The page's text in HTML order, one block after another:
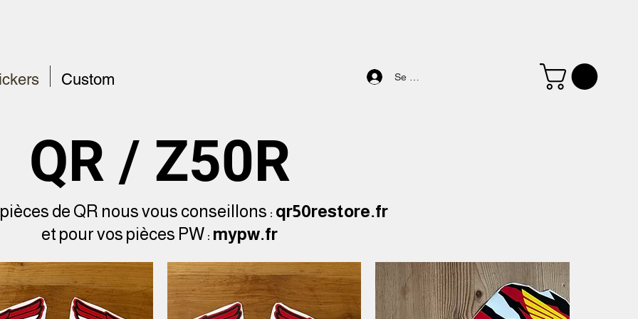
Se connecter
Custom
QR / Z50R
de QR nous vous conseillons : qr50restore.fr
et pour vos pièces PW : mypw.fr